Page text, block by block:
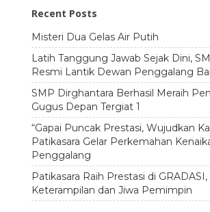
Recent Posts
Misteri Dua Gelas Air Putih
Latih Tanggung Jawab Sejak Dini,
Resmi Lantik Dewan Penggalang
SMP Dirghantara Berhasil Meraih
Gugus Depan Tergiat 1
“Gapai Puncak Prestasi, Wujudkan
Patikasara Gelar Perkemahan
Penggalang
Patikasara Raih Prestasi di GRADASI,
Keterampilan dan Jiwa Pemimpin